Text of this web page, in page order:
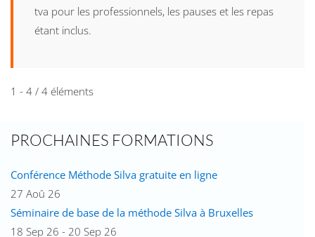
tva pour les professionnels, les pauses et les repas
étant inclus.
1 - 4 / 4 éléments
PROCHAINES FORMATIONS
Conférence Méthode Silva gratuite en ligne
27 Aoû 26
Séminaire de base de la méthode Silva à Bruxelles
18 Sep 26 - 20 Sep 26